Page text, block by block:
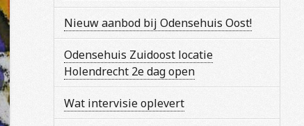
Nieuw aanbod bij Odensehuis Oost!
Odensehuis Zuidoost locatie
Holendrecht 2e dag open
Wat intervisie oplevert